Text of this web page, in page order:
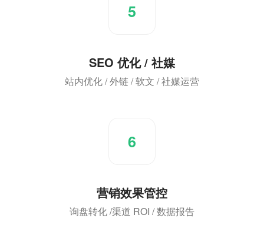
5
SEO 优化 / 社媒
站内优化 / 外链 / 软文 / 社媒运营
6
营销效果管控
询盘转化 /渠道 ROI / 数据报告